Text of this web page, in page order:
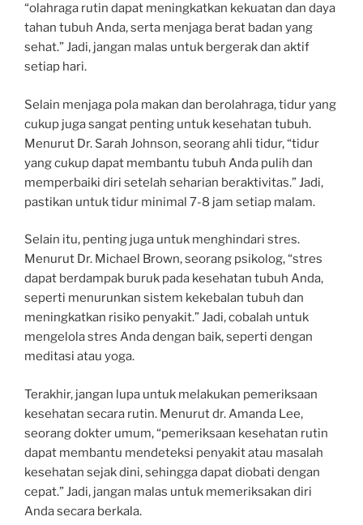
“olahraga rutin dapat meningkatkan kekuatan dan daya
tahan tubuh Anda, serta menjaga berat badan yang
sehat.” Jadi, jangan malas untuk bergerak dan aktif
setiap hari.
Selain menjaga pola makan dan berolahraga, tidur yang
cukup juga sangat penting untuk kesehatan tubuh.
Menurut Dr. Sarah Johnson, seorang ahli tidur, “tidur
yang cukup dapat membantu tubuh Anda pulih dan
memperbaiki diri setelah seharian beraktivitas.” Jadi,
pastikan untuk tidur minimal 7-8 jam setiap malam.
Selain itu, penting juga untuk menghindari stres.
Menurut Dr. Michael Brown, seorang psikolog, “stres
dapat berdampak buruk pada kesehatan tubuh Anda,
seperti menurunkan sistem kekebalan tubuh dan
meningkatkan risiko penyakit.” Jadi, cobalah untuk
mengelola stres Anda dengan baik, seperti dengan
meditasi atau yoga.
Terakhir, jangan lupa untuk melakukan pemeriksaan
kesehatan secara rutin. Menurut dr. Amanda Lee,
seorang dokter umum, “pemeriksaan kesehatan rutin
dapat membantu mendeteksi penyakit atau masalah
kesehatan sejak dini, sehingga dapat diobati dengan
cepat.” Jadi, jangan malas untuk memeriksakan diri
Anda secara berkala.